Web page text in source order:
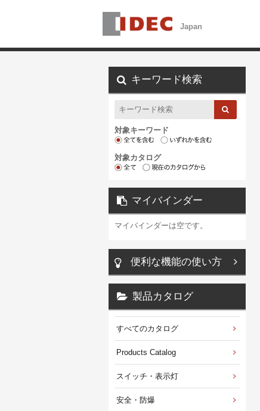
キーワード検索
対象キーワード
対象カタログ
マイバインダー
マイバインダーは空です。
便利な機能の使い方
製品カタログ
すべてのカタログ
Products Catalog
スイッチ・表示灯
安全・防爆